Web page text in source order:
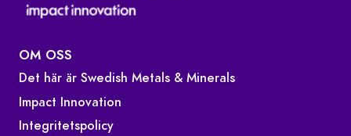
OM OSS
Det här är Swedish Metals & Minerals
Impact Innovation
Integritetspolicy